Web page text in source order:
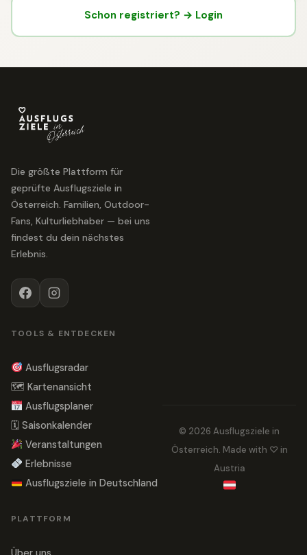
Schon registriert? → Login
Die größte Plattform für
geprüfte Ausflugsziele in
Österreich. Familien, Outdoor-
Fans, Kulturliebhaber — bei uns
findest du dein nächstes
Erlebnis.
TOOLS & ENTDECKEN
Ausflugsradar
🗺 Kartenansicht
Ausflugsplaner
🗓 Saisonkalender
Veranstaltungen
Erlebnisse
Ausflugsziele in Deutschland
PLATTFORM
© 2026 Ausflugsziele in
Österreich. Made with ♡ in
Austria